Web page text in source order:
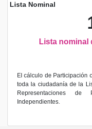
Lista Nominal
Lista nominal
El cálculo de Participación
toda la ciudadanía de la
Representaciones de
Independientes.